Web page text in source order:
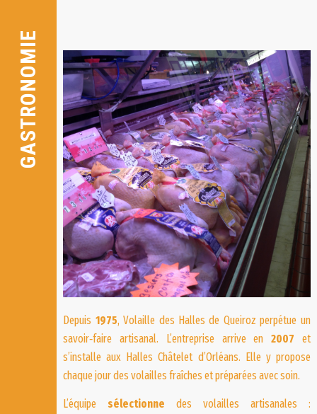
GASTRONOMIE
Depuis 1975,Volaille des Halles de Queiroz perpétue un
savoir‑faire artisanal. L’entreprise arrive en2007 et
s’installe aux Halles Châtelet d’Orléans. Elle y propose
chaque jour des volailles fraîches et préparées avec soin.
L’équipesélectionne des volailles artisanales :